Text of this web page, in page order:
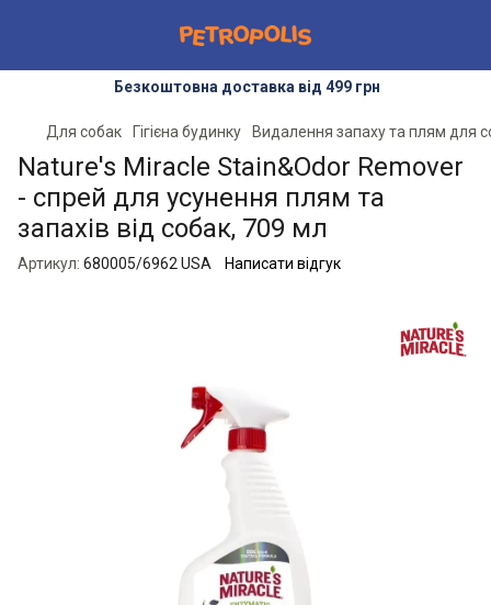
Безкоштовна доставка від 499 грн
Для собак Гігієна будинку Видалення запаху та плям для
Nature's Miracle Stain&Odor Remover
- спрей для усунення плям та
запахів від собак, 709 мл
Артикул: 680005/6962 USA Написати відгук